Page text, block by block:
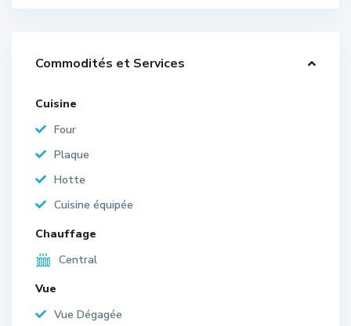
Commodités et Services
Cuisine
Four
Plaque
Hotte
Cuisine équipée
Chauffage
Central
Vue
Vue Dégagée